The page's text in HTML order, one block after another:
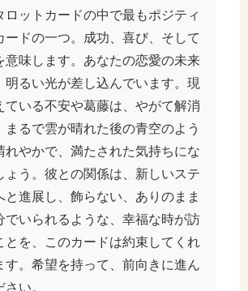
ロットカードの中で最もポジティ
ードの一つ。成功、喜び、そして
意味します。あなたの恋愛の未来
明るい光が差し込んでいます。現
ている不安や葛藤は、やがて解消
まるで雲が晴れた後の青空のよう
れやかで、満たされた気持ちにな
ょう。彼との関係は、新しいステ
と進展し、飾らない、ありのまま
でいられるような、幸福な時が訪
とを、このカードは約束してくれ
す。希望を持って、前向きに進ん
い。